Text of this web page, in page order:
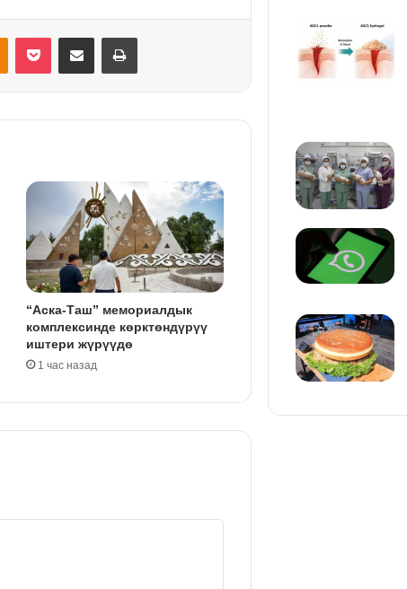
Odnoklassniki
Pocket Share via Email Print
“Аска-Таш” мемориалдык
комплексинде көрктөндүрүү
иштери жүрүүдө
1 час назад